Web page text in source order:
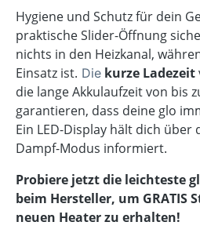
Hygiene und Schutz für dein
praktische Slider-Öffnung
nichts in den Heizkanal,
Einsatz ist. Die kurze Ladezeit
die lange Akkulaufzeit von bis
garantieren, dass deine glo
Ein LED-Display hält dich
Dampf-Modus informiert.
Probiere jetzt die leichteste
beim Hersteller, um GRATIS
neuen Heater zu erhalten!